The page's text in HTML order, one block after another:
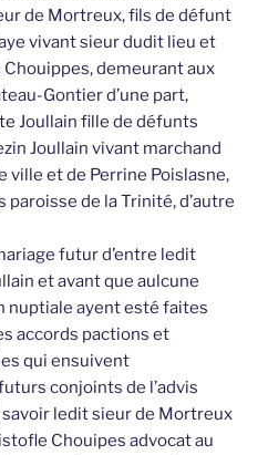
de Mortreux, fils de défunt
vivant sieur dudit lieu et
demeurant aux
Gontier d’une part,
Joullain fille de défunts
Joullain vivant marchand
ville et de Perrine Poislasne,
de la Trinité, d’autre
futur d’entre ledit
et avant que aulcune
nuptiale ayent esté faites
accords pactions et
qui ensuivent
conjoints de l’advis
ledit sieur de Mortreux
Chouipes advocat au